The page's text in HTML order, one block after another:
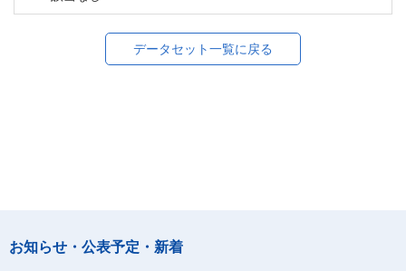
データセット一覧に戻る
お知らせ・公表予定・新着